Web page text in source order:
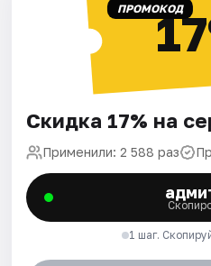
ПРОМОКОД
Скидка 17% на
Применили: 2 588 раз
1 шаг.